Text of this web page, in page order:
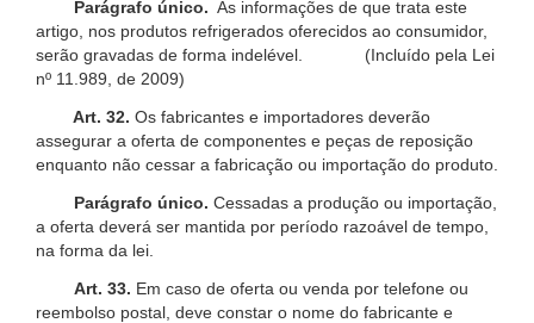
Parágrafo único. As informações de que trata este
artigo, nos produtos refrigerados oferecidos ao consumidor,
serão gravadas de forma indelével. (Incluído pela Lei
nº 11.989, de 2009)
Art. 32. Os fabricantes e importadores deverão
assegurar a oferta de componentes e peças de reposição
enquanto não cessar a fabricação ou importação do produto.
Parágrafo único. Cessadas a produção ou importação,
a oferta deverá ser mantida por período razoável de tempo,
na forma da lei.
Art. 33. Em caso de oferta ou venda por telefone ou
reembolso postal, deve constar o nome do fabricante e